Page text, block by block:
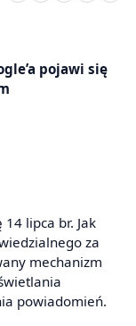
pojawi się
lipca br. Jak
za
mechanizm
powiadomień.